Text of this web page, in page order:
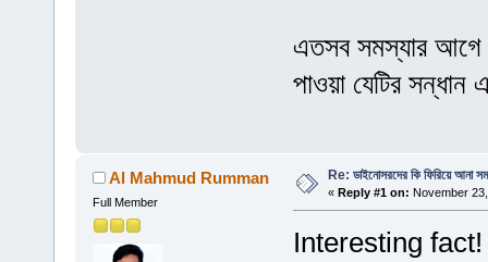
এতসব সমস্যার আগে
পাওয়া যেটির
Al Mahmud Rumman
Full Member
Re: ডাইনোসরদের কি ফিরিয়ে আনা
« Reply #1 on: November
Interesting fact!